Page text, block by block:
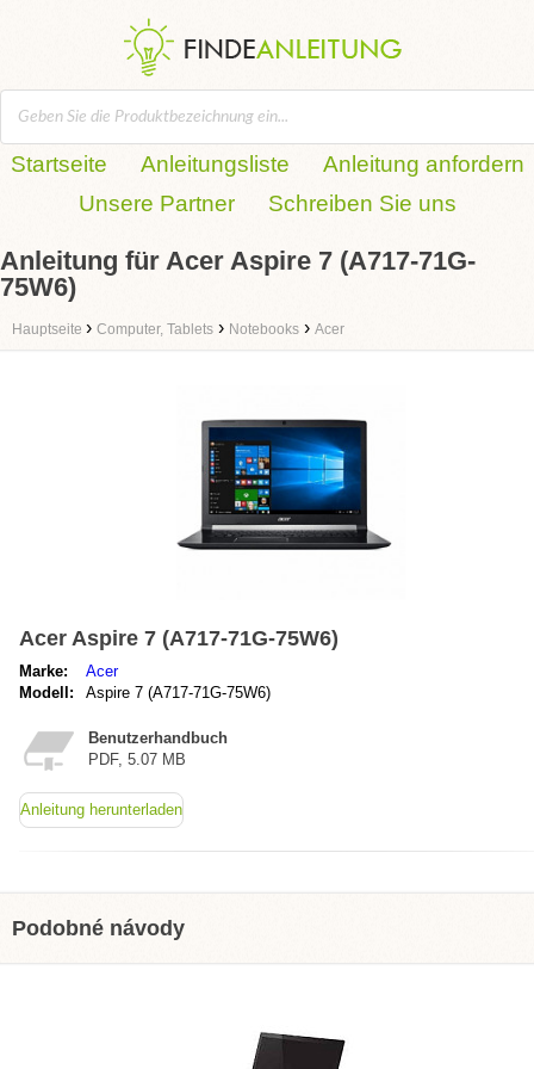
Startseite Anleitungsliste
Anleitung anfordern
Unsere Partner
Schreiben Sie uns
Anleitung für Acer Aspire 7 (A717-71G-
75W6)
Hauptseite › Computer, Tablets › Notebooks › Acer
Acer Aspire 7 (A717-71G-75W6)
Marke:
Acer
Modell:
Aspire 7 (A717-71G-75W6)
Benutzerhandbuch
PDF, 5.07 MB
Anleitung herunterladen
Podobné návody